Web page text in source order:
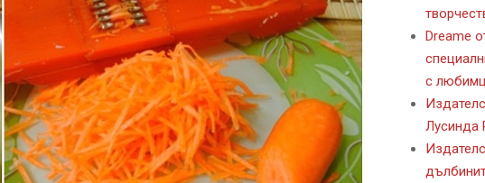
Dreame
с
Лусинда